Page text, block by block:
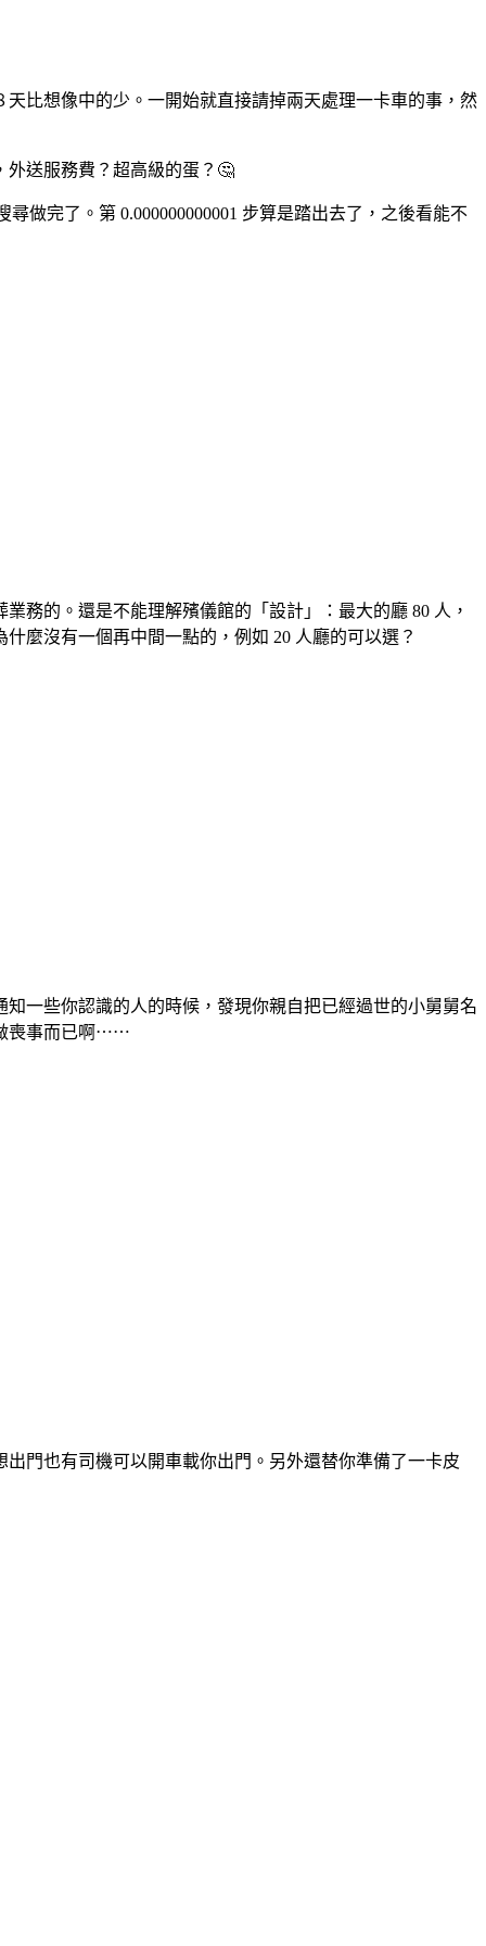
比想像中的少。一開始就直接請掉兩天處理一卡車的事，然
外送服務費？超高級的蛋？🤔
做完了。第 0.000000000001 步算是踏出去了，之後看能不
務的。還是不能理解殯儀館的「設計」：最大的廳 80 人，
麼沒有一個再中間一點的，例如 20 人廳的可以選？
一些你認識的人的時候，發現你親自把已經過世的小舅舅名
喪事而已啊⋯⋯
門也有司機可以開車載你出門。另外還替你準備了一卡皮